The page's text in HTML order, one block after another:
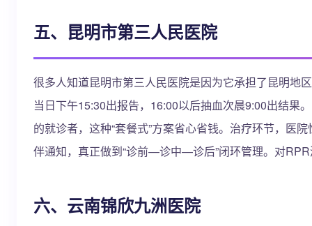
五、昆明市第三人民医院
很多人知道昆明市第三人民医院是因为它承担了昆明地
当日下午15:30出报告，16:00以后抽血次晨9:00出结果
的就诊者，这种“套餐式”方案省心省钱。治疗环节，医
伴通知，真正做到“诊前—诊中—诊后”闭环管理。对
六、云南锦欣九洲医院